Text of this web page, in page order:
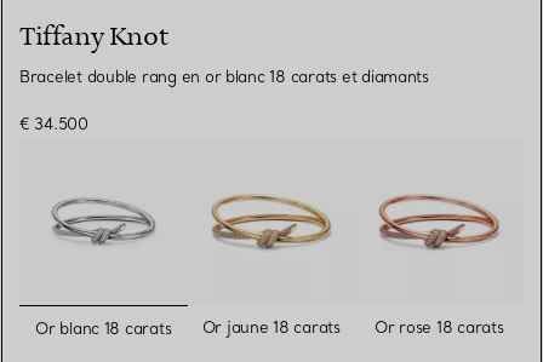
Tiffany Knot
Bracelet double rang en or blanc 18 carats et diamants
€ 34.500
sélectionnés
Or blanc 18 carats Or jaune 18 carats Or rose 18 carats